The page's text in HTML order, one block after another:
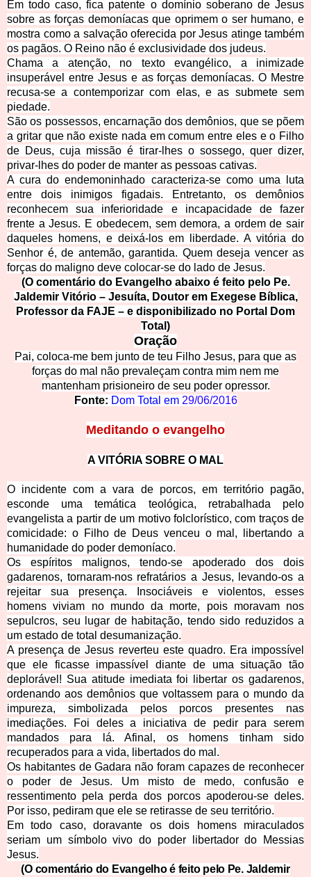
Em todo caso, fica patente o domínio soberano de Jesus
sobre as forças demoníacas que oprimem o ser humano, e
mostra como a salvação oferecida por Jesus atinge também
os pagãos. O Reino não é exclusividade dos judeus.
Chama a atenção, no texto evangélico, a inimizade
insuperável entre Jesus e as forças demoníacas. O Mestre
recusa-se a contemporizar com elas, e as submete sem
piedade.
São os possessos, encarnação dos demônios, que se põem
a gritar que não existe nada em comum entre eles e o Filho
de Deus, cuja missão é tirar-lhes o sossego, quer dizer,
privar-lhes do poder de manter as pessoas cativas.
A cura do endemoninhado caracteriza-se como uma luta
entre dois inimigos figadais. Entretanto, os demônios
reconhecem sua inferioridade e incapacidade de fazer
frente a Jesus. E obedecem, sem demora, a ordem de sair
daqueles homens, e deixá-los em liberdade. A vitória do
Senhor é, de antemão, garantida. Quem deseja vencer as
forças do maligno deve colocar-se do lado de Jesus.
(O comentário do Evangelho abaixo é feito pelo Pe.
Jaldemir Vitório – Jesuíta, Doutor em Exegese Bíblica,
Professor da FAJE – e disponibilizado no Portal Dom
Total)
Oração
Pai, coloca-me bem junto de teu Filho Jesus, para que as
forças do mal não prevaleçam contra mim nem me
mantenham prisioneiro de seu poder opressor.
Fonte: Dom Total em 29/06/2016
Meditando o evangelho
A VITÓRIA SOBRE O MAL
O incidente com a vara deporcos, em território pagão,
esconde uma temática teológica, retrabalhada pelo
evangelista a partir de um motivo folclorístico, com traços de
comicidade: o Filho de Deus venceu o mal, libertando a
humanidade do poder demoníaco.
Os espíritos malignos, tendo-se apoderado dos dois
gadarenos, tornaram-nos refratários a Jesus, levando-os a
rejeitar sua presença. Insociáveis e violentos, esses
homens viviam no mundo da morte, pois moravam nos
sepulcros, seu lugar de habitação, tendo sido reduzidos a
um estado de total desumanização.
A presença de Jesus reverteu este quadro. Era impossível
que ele ficasse impassível diante de uma situação tão
deplorável! Sua atitude imediata foi libertar os gadarenos,
ordenando aos demônios que voltassem para o mundo da
impureza, simbolizada pelos porcos presentes nas
imediações. Foi deles a iniciativa de pedir para serem
mandados para lá. Afinal, os homens tinham sido
recuperados para a vida, libertados do mal.
Os habitantes de Gadara não foram capazes de reconhecer
o poder de Jesus. Um misto de medo, confusão e
ressentimento pela perda dos porcos apoderou-se deles.
Por isso, pediram que ele se retirasse de seu território.
Em todo caso, doravante os dois homens miraculados
seriam um símbolo vivo do poder libertador do Messias
Jesus.
(O comentário do Evangelho é feito pelo Pe. Jaldemir